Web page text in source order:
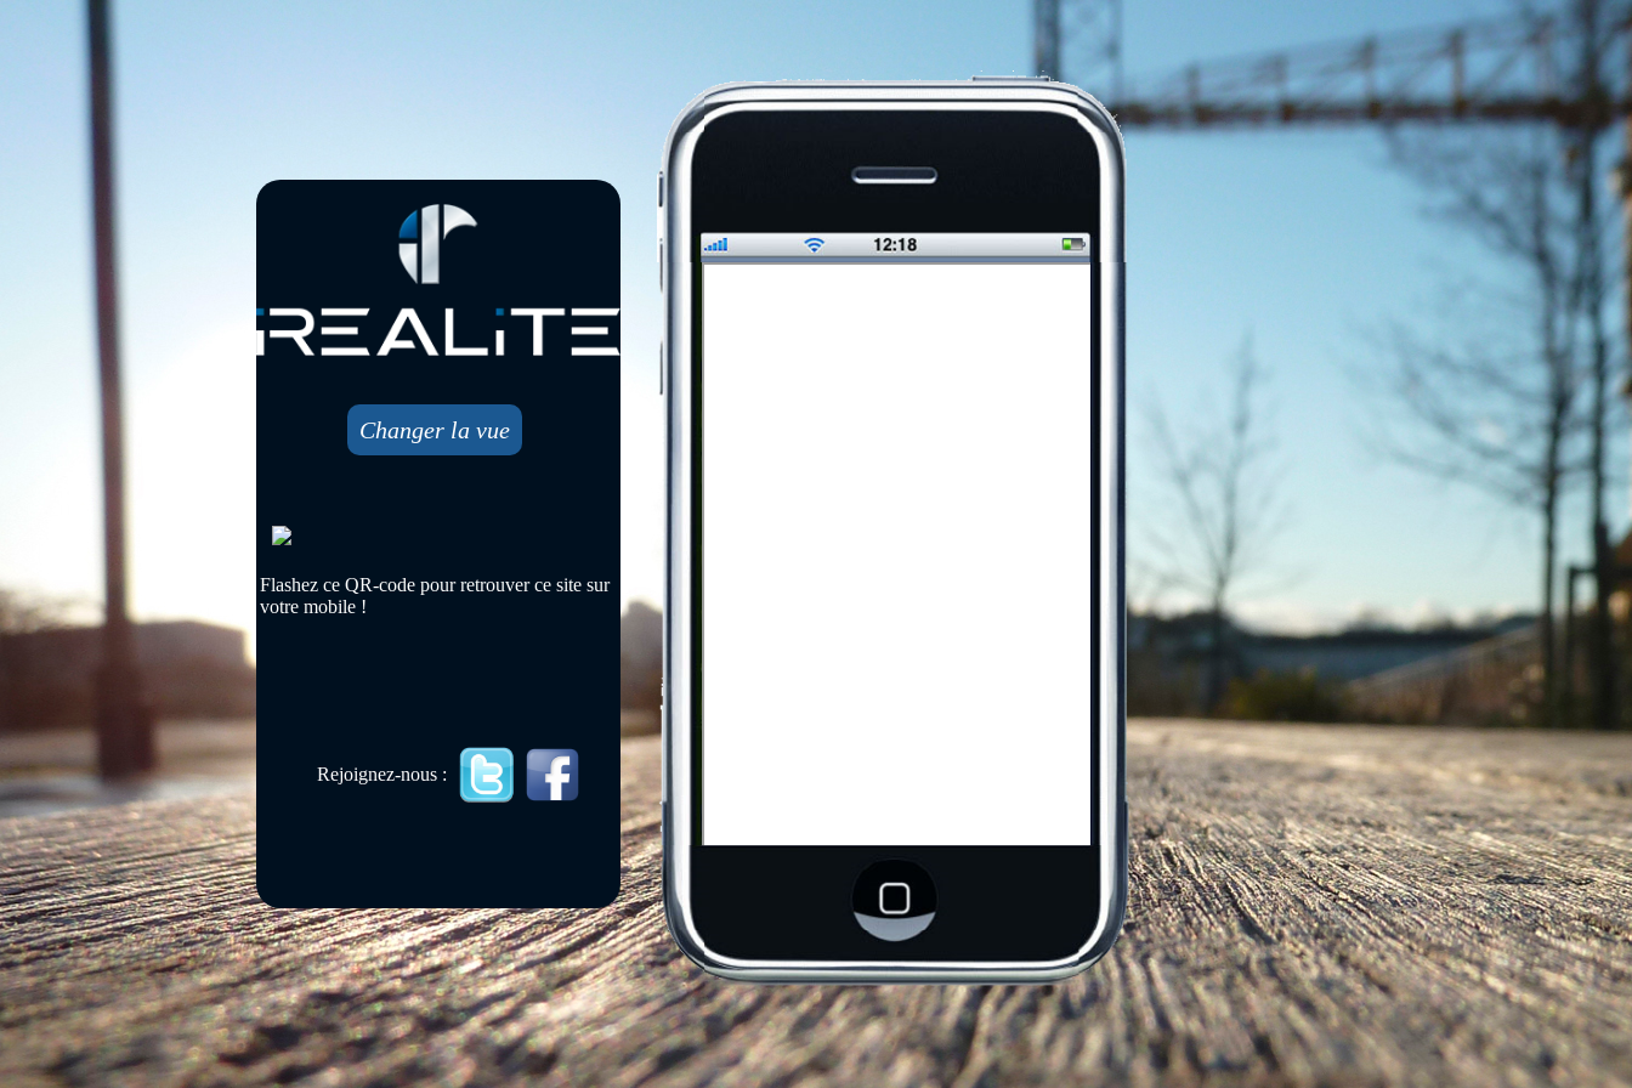
Changer la vue
Flashez ce QR-code pour retrouver ce site sur
votre mobile !
Rejoignez-nous :